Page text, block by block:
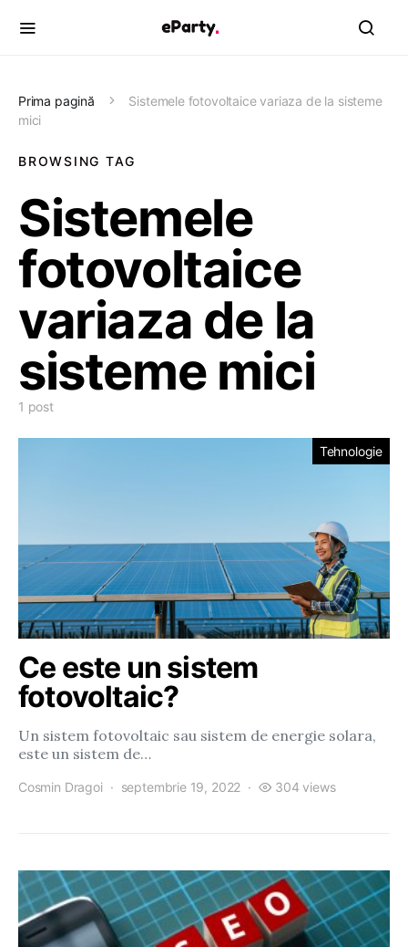
Prima pagină
Sistemele fotovoltaice variaza de la sisteme
mici
BROWSING TAG
Sistemele
fotovoltaice
variaza de la
sisteme mici
1 post
Tehnologie
Ce este un sistem
fotovoltaic?
Un sistem fotovoltaic sau sistem de energie solara,
este un sistem de…
Cosmin Dragoi septembrie 19, 2022 304 views